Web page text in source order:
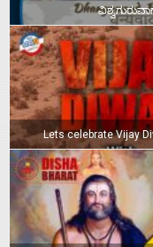
Lets celebrate Vijay